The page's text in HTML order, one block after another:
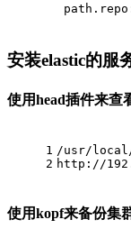
安装elastic的服
使用head插件来查
1
2
/usr/
http://
使用kopf来备份集